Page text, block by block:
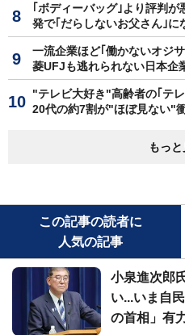
｢ボディーバッグ｣より評判
発で｢だらしないお父さん｣に
一流企業ほど｢働かないオジ
菱UFJも逃れられない日本企
"テレビ大好き"高齢者の｢テ
20代の約7割が"ほぼ見ない"
もっ
この記事の読者に
人気の記事
小泉進次郎
い...いま自
の首相」有